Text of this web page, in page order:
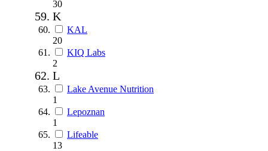
30
K
KAL
20
KIQ Labs
2
L
Lake Avenue Nutrition
1
Lepoznan
1
Lifeable
13